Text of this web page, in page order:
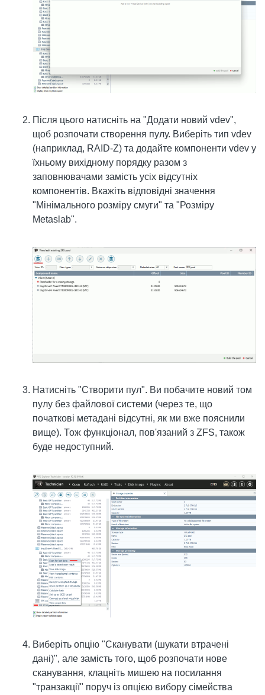
Після цього натисніть на "Додати новий vdev",
щоб розпочати створення пулу. Виберіть тип vdev
(наприклад, RAID-Z) та додайте компоненти vdev у
їхньому вихідному порядку разом з
заповнювачами замість усіх відсутніх
компонентів. Вкажіть відповідні значення
"Мінімального розміру смуги" та "Розміру
Metaslab".
Натисніть "Створити пул". Ви побачите новий том
пулу без файлової системи (через те, що
початкові метадані відсутні, як ми вже пояснили
вище). Тож функціонал, пов'язаний з ZFS, також
буде недоступний.
Виберіть опцію "Сканувати (шукати втрачені
дані)", але замість того, щоб розпочати нове
сканування, клацніть мишею на посилання
"транзакції" поруч із опцією вибору сімейства